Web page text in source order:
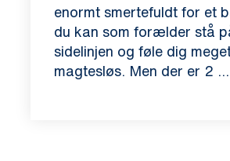
enormt smertefuldt for et
du kan som forælder stå
sidelinjen og føle dig
magtesløs. Men der er 2 ...